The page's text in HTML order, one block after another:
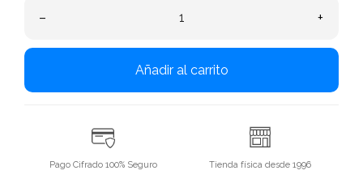
– +
Añadir al carrito
Pago Cifrado 100% Seguro Tienda física desde 1996